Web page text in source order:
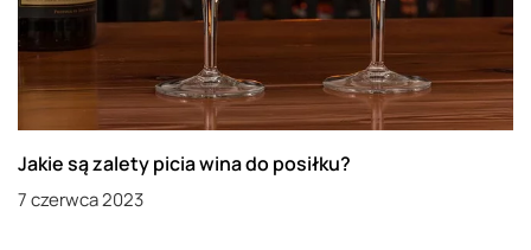
Jakie są zalety picia wina do posiłku?
7 czerwca 2023